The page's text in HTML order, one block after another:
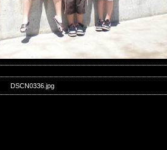
DSCN0336.jpg